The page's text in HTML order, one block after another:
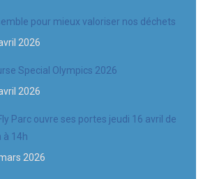
pour mieux valoriser nos déchets
2026
Special Olympics 2026
2026
Fly Parc ouvre ses portes jeudi 16 avril de
à 14h
2026